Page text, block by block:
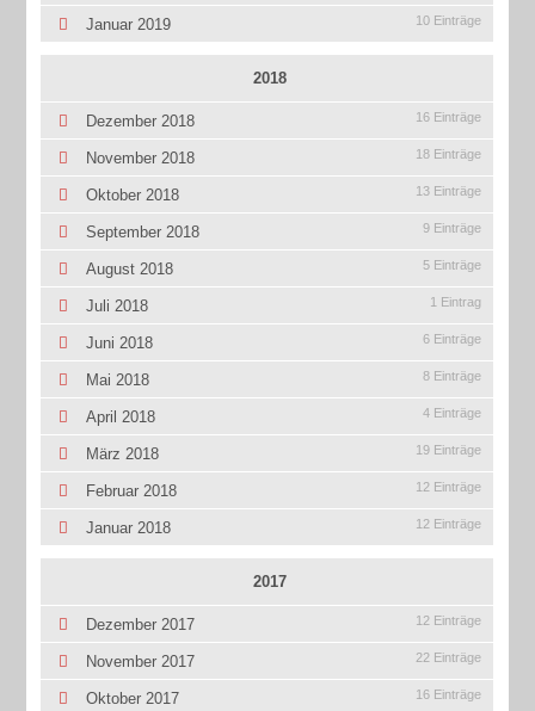
Januar 2019 10 Einträge
2018
Dezember 2018 16 Einträge
November 2018 18 Einträge
Oktober 2018 13 Einträge
September 2018 9 Einträge
August 2018 5 Einträge
Juli 2018 1 Eintrag
Juni 2018 6 Einträge
Mai 2018 8 Einträge
April 2018 4 Einträge
März 2018 19 Einträge
Februar 2018 12 Einträge
Januar 2018 12 Einträge
2017
Dezember 2017 12 Einträge
November 2017 22 Einträge
Oktober 2017 16 Einträge